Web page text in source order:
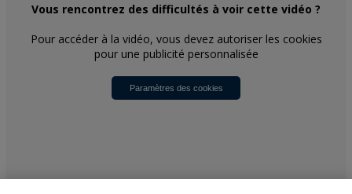
Vous rencontrez des difficultés à voir cette vidéo ?
Pour accéder à la vidéo, vous devez autoriser les cookies
pour une publicité personnalisée
Paramètres des cookies